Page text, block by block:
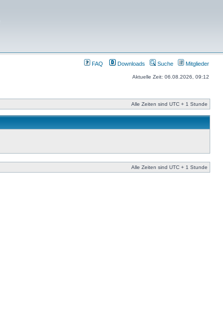
FAQ Downloads Suche Mitglieder
Aktuelle Zeit: 06.08.2026, 09:12
Alle Zeiten sind UTC + 1 Stunde
Alle Zeiten sind UTC + 1 Stunde